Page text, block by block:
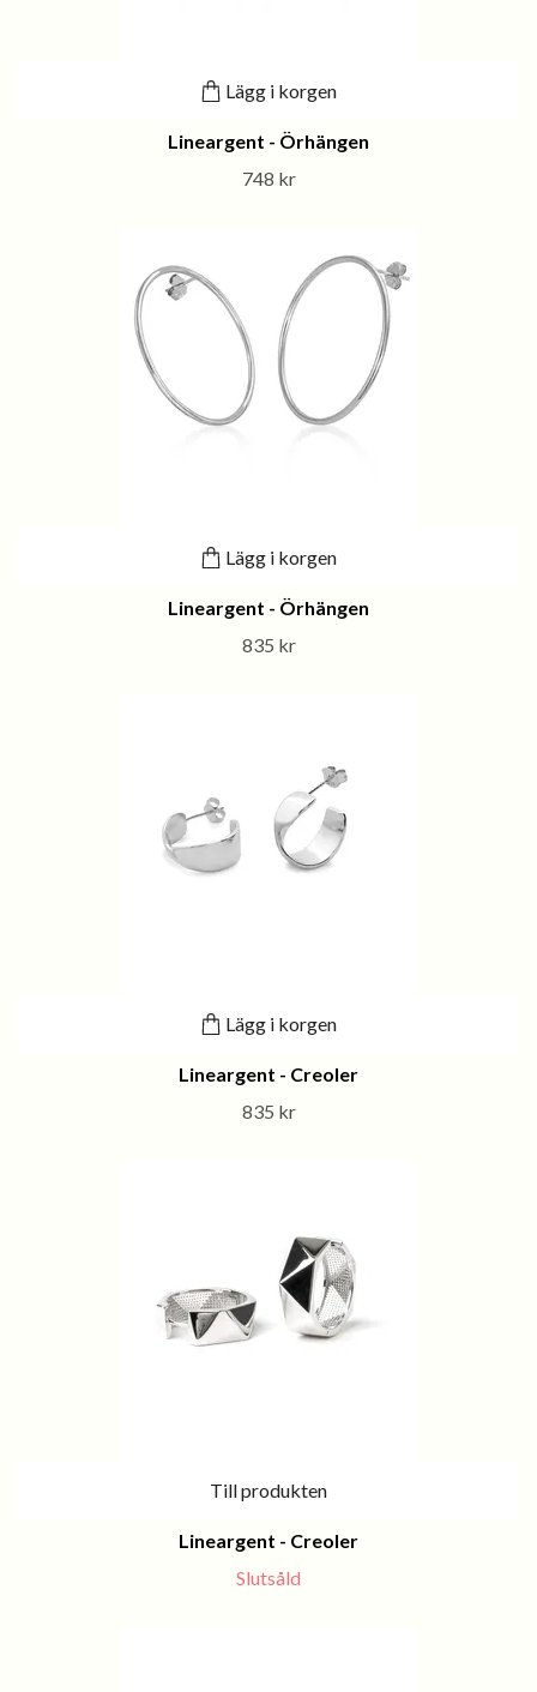
Lägg i korgen
Lineargent - Örhängen
748 kr
Lägg i korgen
Lineargent - Örhängen
835 kr
Lägg i korgen
Lineargent - Creoler
835 kr
Till produkten
Lineargent - Creoler
Slutsåld